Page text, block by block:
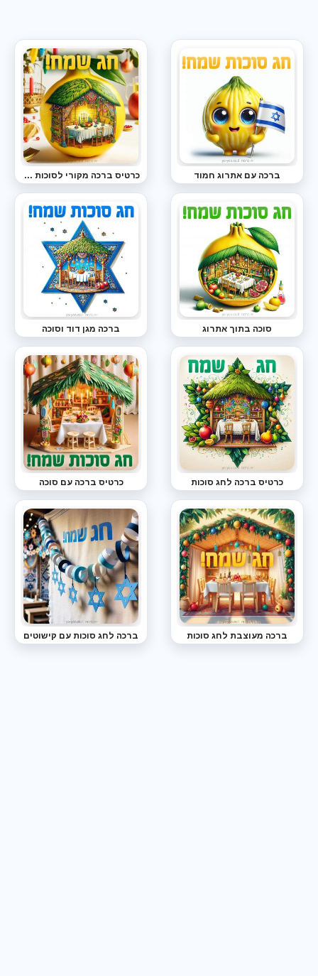
ברכה עם אתרוג חמוד כרטיס ברכה מקורי לסוכות - אתרוג וסוכה
סוכה בתוך אתרוג ברכה מגן דוד וסוכה
כרטיס ברכה לחג סוכות כרטיס ברכה עם סוכה
ברכה מעוצבת לחג סוכות ברכה לחג סוכות עם קישוטים